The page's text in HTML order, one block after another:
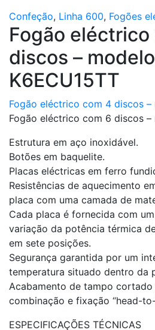
Confeção, Linha 600, Fogões
Fogão eléctrico
discos –
K6ECU15TT
Fogão eléctrico com 4 discos –
Fogão eléctrico com 6 discos –
Estrutura em aço inoxidável.
Botões em baquelite.
Placas eléctricas em ferro
Resistências de aquecimento
placa com uma camada de
Cada placa é fornecida com
variação da potência térmica
em sete posições.
Segurança garantida por um
temperatura situado dentro da
Acabamento de tampo cortado
combinação e fixação “head-to-
ESPECIFICAÇÕES TÉCNICAS